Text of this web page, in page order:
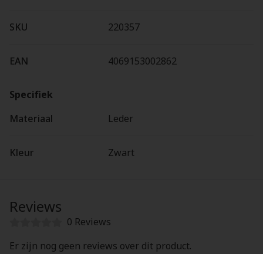
SKU 220357
EAN 4069153002862
Specifiek
Materiaal
Leder
Kleur Zwart
Reviews
0 Reviews
Er zijn nog geen reviews over dit product.